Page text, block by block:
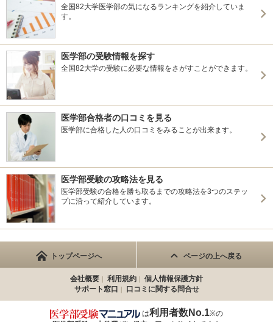
全国82大学医学部の気になるランキングを紹介していま
す。
医学部の受験情報を探す
全国82大学の受験に必要な情報をさがすことができます。
医学部合格者の口コミを見る
医学部に合格した人の口コミをみることが出来ます。
医学部受験の攻略法を見る
医学部受験の合格を勝ち取るまでの攻略法を3つのステッ
プに沿って紹介しています。
トップページへ ページの上へ戻る
会社概要 利用規約
個人情報保護方針
サポート窓口
口コミに関する問合せ
は利用者数No.1※の